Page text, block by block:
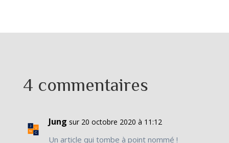
4 commentaires
Jung sur 20 octobre 2020 à 11:12
Un article qui tombe à point nommé !